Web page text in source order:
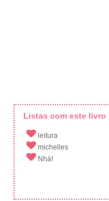
Listas com este livro
leitura
michelles
Nhá!